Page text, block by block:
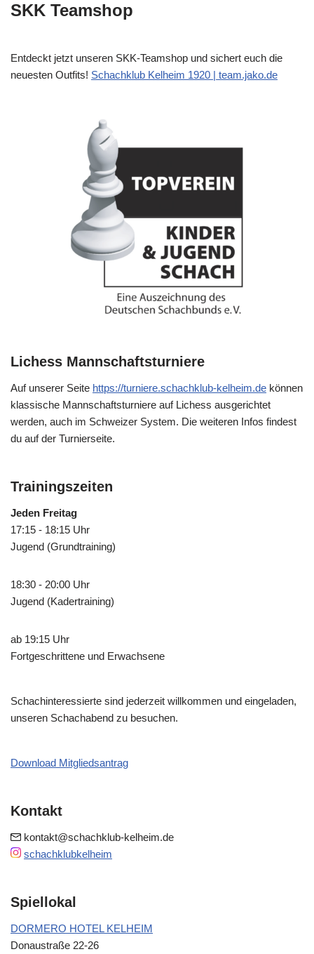
SKK Teamshop
Entdeckt jetzt unseren SKK-Teamshop und sichert euch die
neuesten Outfits! Schachklub Kelheim 1920 | team.jako.de
Lichess Mannschaftsturniere
Auf unserer Seite https://turniere.schachklub-kelheim.de können
klassische Mannschaftsturniere auf Lichess ausgerichtet
werden, auch im Schweizer System. Die weiteren Infos findest
du auf der Turnierseite.
Trainingszeiten
Jeden Freitag
17:15 - 18:15 Uhr
Jugend (Grundtraining)
18:30 - 20:00 Uhr
Jugend (Kadertraining)
ab 19:15 Uhr
Fortgeschrittene und Erwachsene
Schachinteressierte sind jederzeit willkommen und eingeladen,
unseren Schachabend zu besuchen.
Download Mitgliedsantrag
Kontakt
kontakt@schachklub-kelheim.de
schachklubkelheim
Spiellokal
DORMERO HOTEL KELHEIM
Donaustraße 22-26